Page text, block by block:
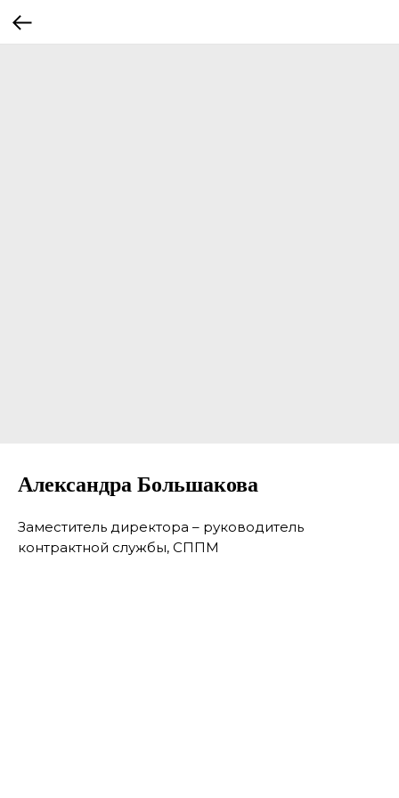
Александра Большакова
Заместитель директора – руководитель
контрактной службы, СППМ